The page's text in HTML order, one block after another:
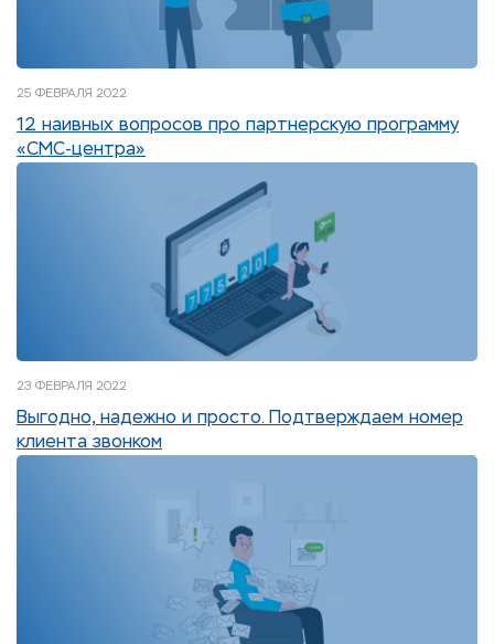
25 ФЕВРАЛЯ 2022
12 наивных вопросов про партнерскую программу
«СМС-центра»
23 ФЕВРАЛЯ 2022
Выгодно, надежно и просто. Подтверждаем номер
клиента звонком